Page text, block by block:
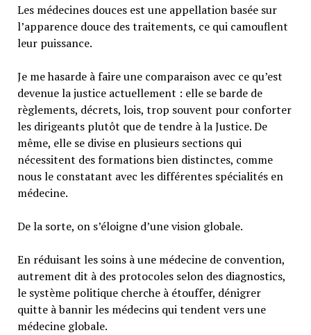
Les médecines douces est une appellation basée sur
l’apparence douce des traitements, ce qui camouflent
leur puissance.
Je me hasarde à faire une comparaison avec ce qu’est
devenue la justice actuellement : elle se barde de
règlements, décrets, lois, trop souvent pour conforter
les dirigeants plutôt que de tendre à la Justice. De
même, elle se divise en plusieurs sections qui
nécessitent des formations bien distinctes, comme
nous le constatant avec les différentes spécialités en
médecine.
De la sorte, on s’éloigne d’une vision globale.
En réduisant les soins à une médecine de convention,
autrement dit à des protocoles selon des diagnostics,
le système politique cherche à étouffer, dénigrer
quitte à bannir les médecins qui tendent vers une
médecine globale.